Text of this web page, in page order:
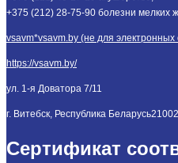
+375 (212) 28-75-90 болезни мелких
vsavm*vsavm.by (не для
https://vsavm.by/
ул. 1-я Доватора 7/11
г. Витебск, Республика Беларусь
Сертификат